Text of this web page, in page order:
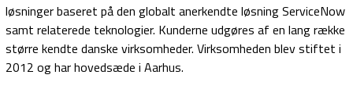
løsninger baseret på den globalt anerkendte løsning ServiceNow
samt relaterede teknologier. Kunderne udgøres af en lang række
større kendte danske virksomheder. Virksomheden blev stiftet i
2012 og har hovedsæde i Aarhus.